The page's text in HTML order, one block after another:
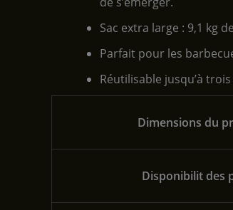
Sac extra large : 9,1 kg
Parfait pour les
Réutilisable jusqu’à
Dimensions du
Disponibilit des